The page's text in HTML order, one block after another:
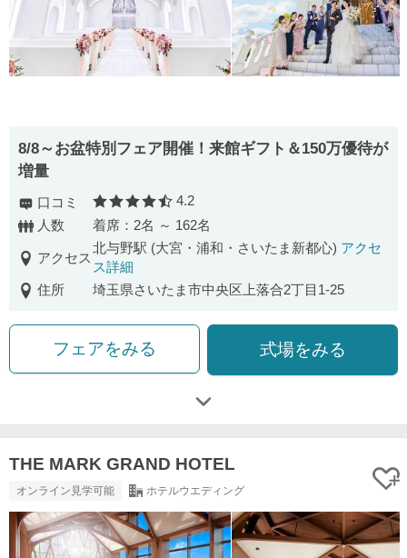
8/8～お盆特別フェア開催！来館ギフト＆150万優待が
増量
口コミ 口コミ評価
4.2
人数
着席：2名 ～ 162名
アクセス
北与野駅 (大宮・浦和・さいたま新都心) アクセ
ス詳細
住所
埼玉県さいたま市中央区上落合2丁目1-25
フェアをみる 式場をみる
THE MARK GRAND HOTEL
オンライン見学可能 ホテルウエディング